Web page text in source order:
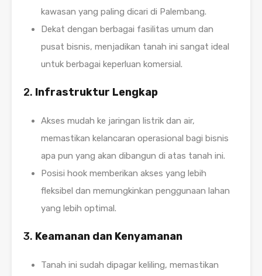
kawasan yang paling dicari di Palembang.
Dekat dengan berbagai fasilitas umum dan
pusat bisnis, menjadikan tanah ini sangat ideal
untuk berbagai keperluan komersial.
2. Infrastruktur Lengkap
Akses mudah ke jaringan listrik dan air,
memastikan kelancaran operasional bagi bisnis
apa pun yang akan dibangun di atas tanah ini.
Posisi hook memberikan akses yang lebih
fleksibel dan memungkinkan penggunaan lahan
yang lebih optimal.
3. Keamanan dan Kenyamanan
Tanah ini sudah dipagar keliling, memastikan